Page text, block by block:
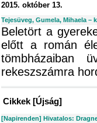
2015. október 13.
Tejesüveg, Gumela, Mihaela –
Beletört a
előtt a román
tömbházaiban
rekeszszámra
Cikkek [Újság]
[Napirenden] Hivatalos: